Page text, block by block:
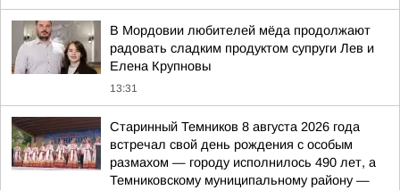
В Мордовии любителей мёда продолжают
радовать сладким продуктом супруги Лев и
Елена Крупновы
13:31
Старинный Темников 8 августа 2026 года
встречал свой день рождения с особым
размахом — городу исполнилось 490 лет, а
Темниковскому муниципальному району —